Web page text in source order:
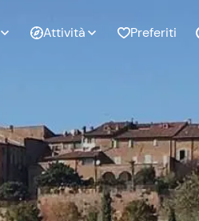
Esperienze di
coppia
Compleanno
Attività Preferiti
Crea
Unisciti a
come te e